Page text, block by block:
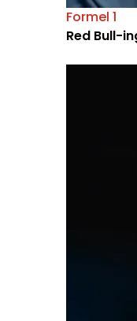
Formel 1
Red Bull-